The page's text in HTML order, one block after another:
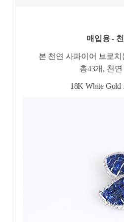
매입용 -
본 천연 사파이어 브로
총43개, 천
18K White Gold